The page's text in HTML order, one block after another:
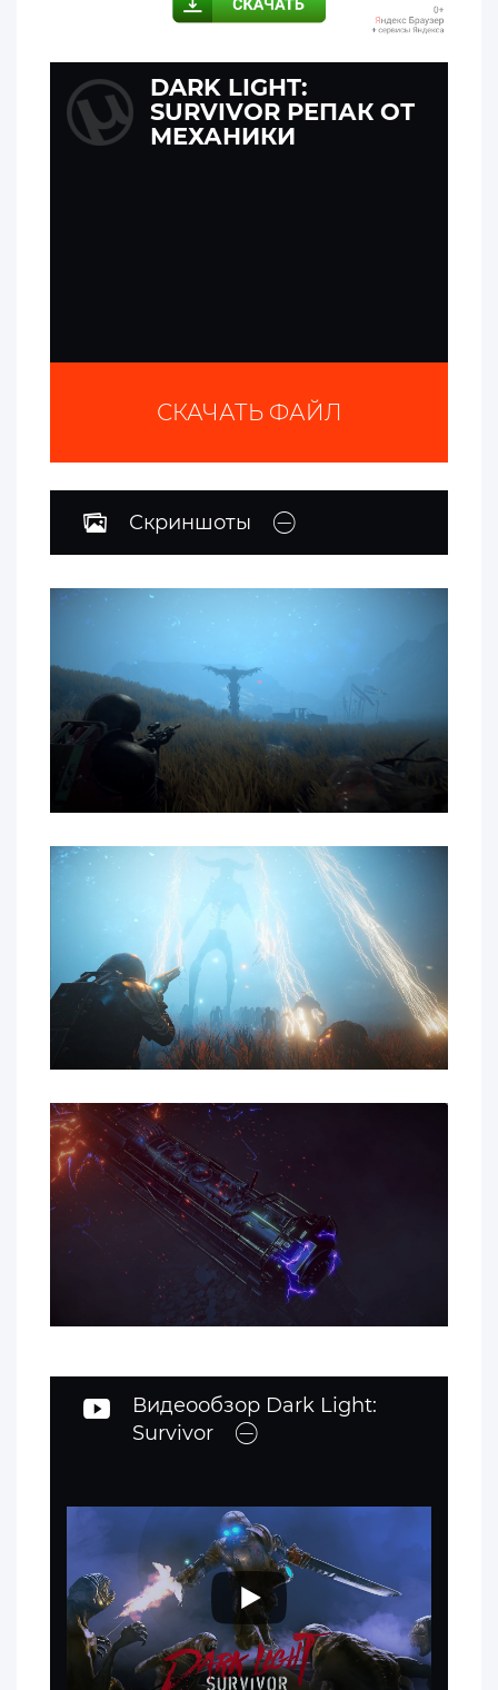
DARK LIGHT:
SURVIVOR РЕПАК ОТ
МЕХАНИКИ
СКАЧАТЬ ФАЙЛ
Скриншоты
Видеообзор Dark Light:
Survivor